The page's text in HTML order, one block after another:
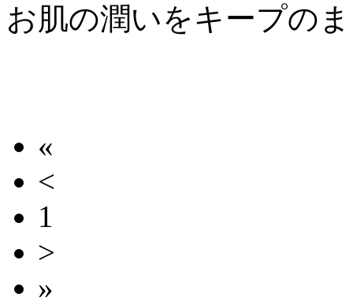
お肌の潤いをキープの
«
<
1
>
»